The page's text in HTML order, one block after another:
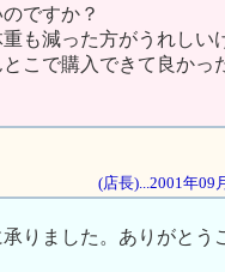
ですか？
も減った方がうれしい
こで購入できて良かっ
(店長)...2001年09
りました。ありがとう